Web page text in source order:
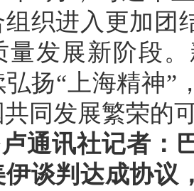
组织进入更加团
量发展新阶段
扬“上海精神”
同发展繁荣的
通讯社记者：
伊谈判达成协议